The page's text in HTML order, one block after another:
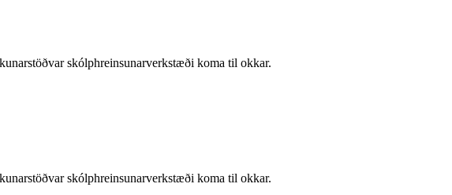
skólphreinsunarverkstæði koma til okkar.
skólphreinsunarverkstæði koma til okkar.